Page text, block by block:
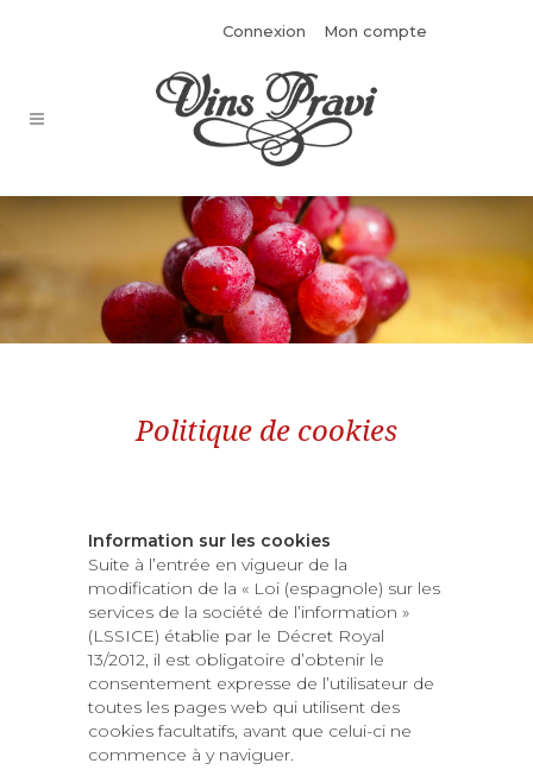
Connexion Mon compte
Politique de cookies
Information sur les cookies
Suite à l’entrée en vigueur de la
modification de la « Loi (espagnole) sur les
services de la société de l’information »
(LSSICE) établie par le Décret Royal
13/2012, il est obligatoire d’obtenir le
consentement expresse de l’utilisateur de
toutes les pages web qui utilisent des
cookies facultatifs, avant que celui-ci ne
commence à y naviguer.